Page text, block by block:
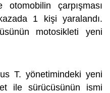
otomobilin çarpışması
1 kişi yaralandı.
motosikleti yeni
T. yönetimindeki yeni
ile sürücüsünün ismi